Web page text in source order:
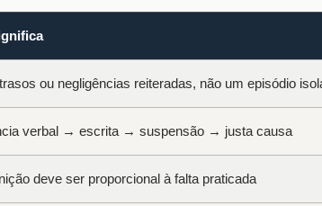
ou negligências reiteradas, não um episódio
verbal → escrita → suspensão → justa causa
deve ser proporcional à falta praticada